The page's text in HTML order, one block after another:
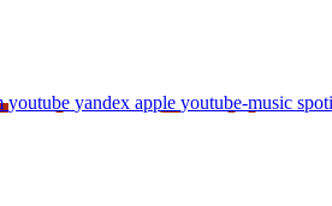
youtube yandex apple youtube-music